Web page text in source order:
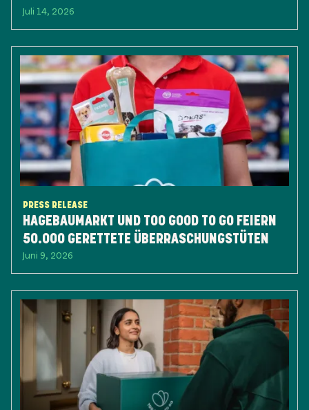
Juli 14, 2026
PRESS RELEASE
HAGEBAUMARKT UND TOO GOOD TO GO FEIERN
50.000 GERETTETE ÜBERRASCHUNGSTÜTEN
Juni 9, 2026